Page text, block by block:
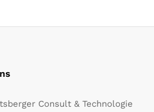
Consult & Technologie